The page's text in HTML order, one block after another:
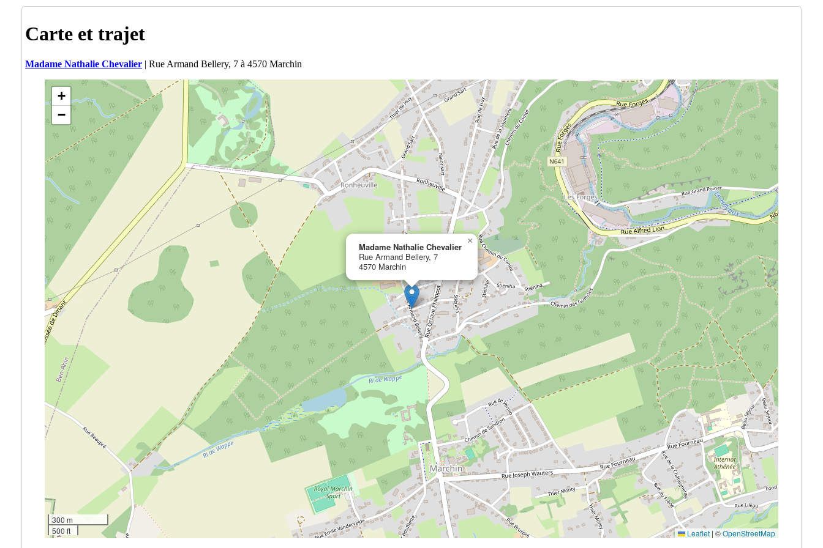
Carte et trajet
Madame Nathalie Chevalier | Rue Armand Bellery, 7 à 4570 Marchin
Madame Nathalie Chevalier
Rue Armand Bellery, 7
4570 Marchin
×
+
−
300 m
500 ft
Leaflet | ©OpenStreetMap